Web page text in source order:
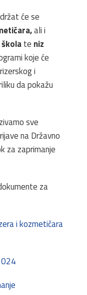
će se
ali i
te niz
koje će
i
da pokažu
sve
na Državno
za zaprimanje
za
i kozmetičara